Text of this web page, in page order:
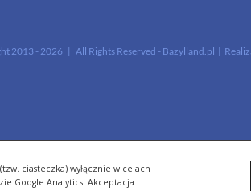
ciasteczka) wyłącznie w celach
Google Analytics. Akceptacja
2013 -2026 | All Rights Reserved - Bazylland.pl |